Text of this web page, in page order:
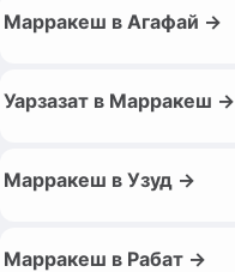
Марракеш в Агафай →
Уарзазат в Марракеш →
Марракеш в Узуд →
Марракеш в Рабат →